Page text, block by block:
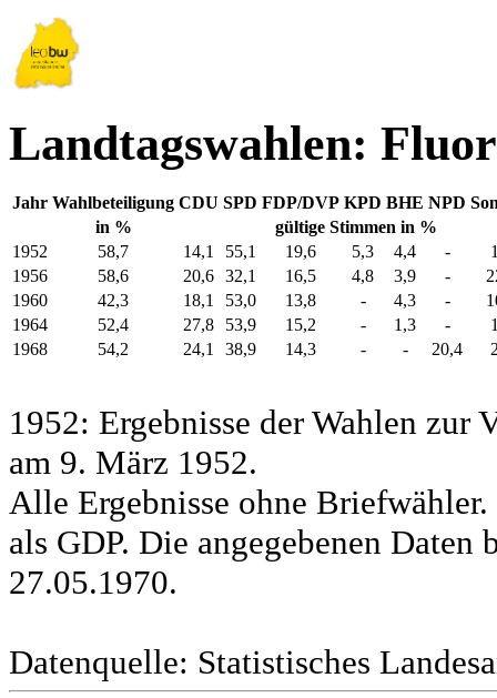
Landtagswahlen:
Jahr Wahlbeteiligung CDU SPD FDP/DVP KPD BHE NPD
in %
gültige Stimmen in %
1952
58,7 14,1 55,1 19,6 5,3 4,4 -
1956
58,6 20,6 32,1 16,5 4,8 3,9 -
1960
42,3 18,1 53,0 13,8 - 4,3 -
1964
52,4 27,8 53,9 15,2 - 1,3 -
1968
54,2 24,1 38,9 14,3 - - 20,4
1952: Ergebnisse der Wahlen zur
am 9. März 1952.
Alle Ergebnisse ohne
als GDP. Die angegebenen
27.05.1970.
Datenquelle: Statistisches